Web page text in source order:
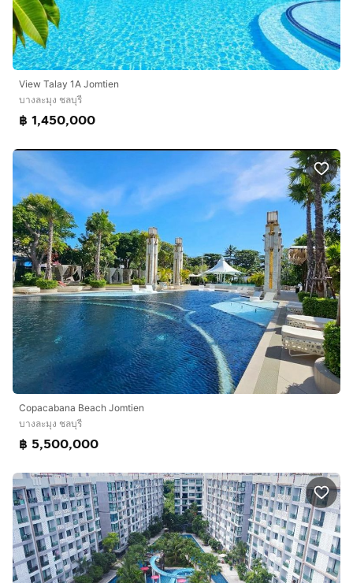
View​ Talay​ 1A​ Jomtien
บางละมุง ชลบุรี
฿ 1,450,000
Copacabana​ Beach​ Jomtien
บางละมุง ชลบุรี
฿ 5,500,000